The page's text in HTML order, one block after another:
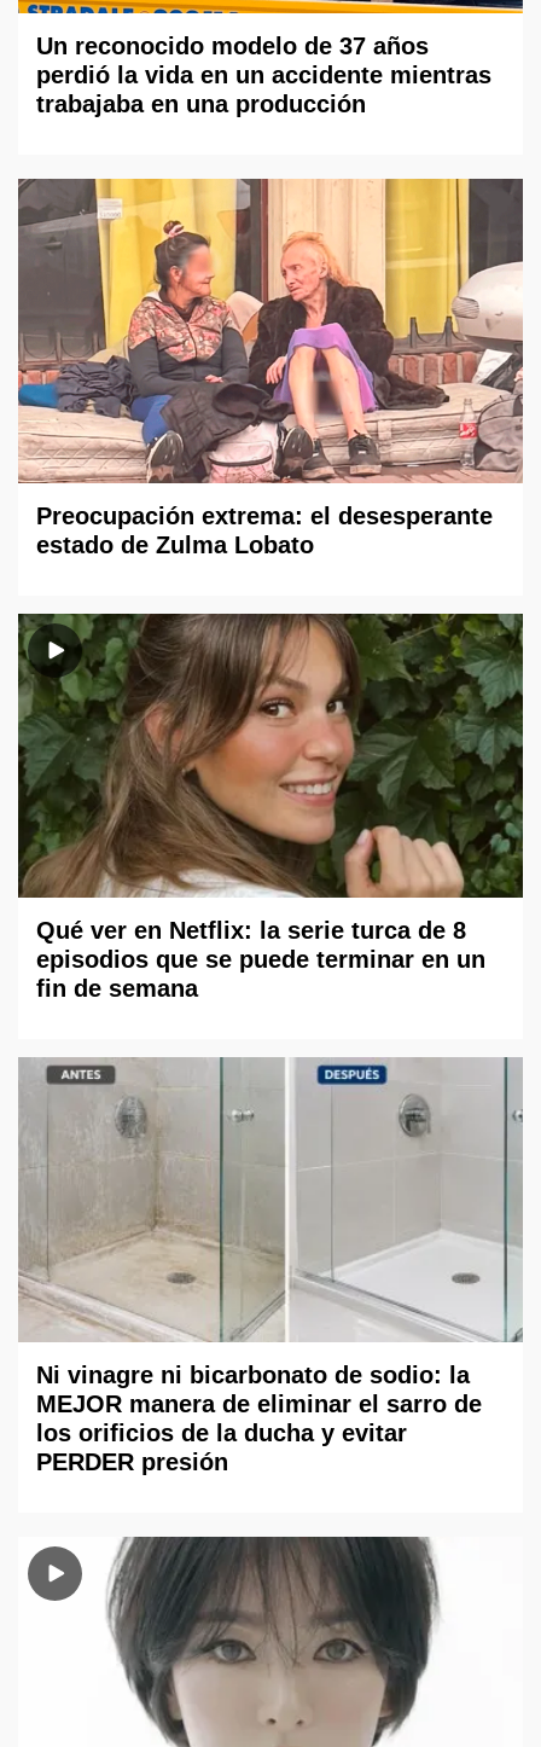
Un reconocido modelo de 37 años
perdió la vida en un accidente mientras
trabajaba en una producción
Preocupación extrema: el desesperante
estado de Zulma Lobato
Qué ver en Netflix: la serie turca de 8
episodios que se puede terminar en un
fin de semana
Ni vinagre ni bicarbonato de sodio: la
MEJOR manera de eliminar el sarro de
los orificios de la ducha y evitar
PERDER presión